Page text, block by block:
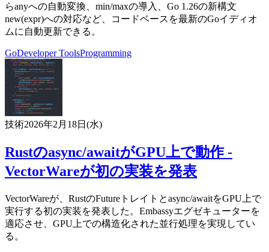
らanyへの自動変換、min/maxの導入、Go 1.26の新構文
new(expr)への対応など、コードベースを最新のGoイディオ
ムに自動更新できる。
GoDeveloper ToolsProgramming
技術2026年2月18日(水)
Rustのasync/awaitがGPU上で動作 -
VectorWareが初の実装を発表
VectorWareが、RustのFutureトレイトとasync/awaitをGPU上で
実行する初の実装を発表した。Embassyエグゼキューターを
適応させ、GPU上での構造化された並行処理を実現してい
る。